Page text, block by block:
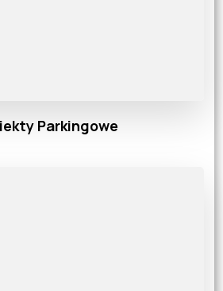
Parkingowe